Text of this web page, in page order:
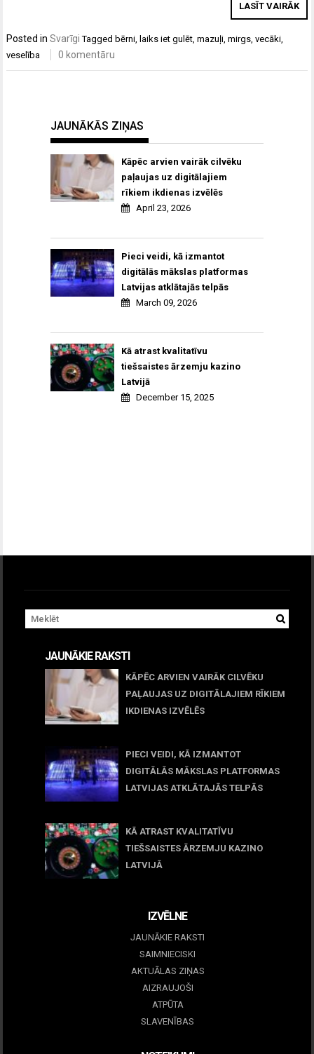
LASĪT VAIRĀK
Posted inSvarīgi Tagged bērni, laiks iet gulēt,mazuļi,mirgs,vecāki,
veselība
0 komentāru
JAUNĀKĀS ZIŅAS
Kāpēc arvien vairāk cilvēku
paļaujas uz digitālajiem
rīkiem ikdienas izvēlēs
April 23, 2026
Pieci veidi, kā izmantot
digitālās mākslas platformas
Latvijas atklātajās telpās
March 09, 2026
Kā atrast kvalitatīvu
tiešsaistes ārzemju kazino
Latvijā
December 15, 2025
JAUNĀKIE RAKSTI
KĀPĒC ARVIEN VAIRĀK CILVĒKU
PAĻAUJAS UZ DIGITĀLAJIEM RĪKIEM
IKDIENAS IZVĒLĒS
PIECI VEIDI, KĀ IZMANTOT
DIGITĀLĀS MĀKSLAS PLATFORMAS
LATVIJAS ATKLĀTAJĀS TELPĀS
KĀ ATRAST KVALITATĪVU
TIEŠSAISTES ĀRZEMJU KAZINO
LATVIJĀ
IZVĒLNE
JAUNĀKIE RAKSTI
SAIMNIECISKI
AKTUĀLAS ZIŅAS
AIZRAUJOŠI
ATPŪTA
SLAVENĪBAS